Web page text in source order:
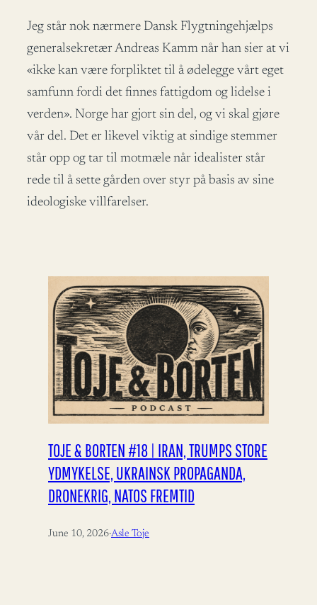
Jeg står nok nærmere Dansk Flygtningehjælps
generalsekretær Andreas Kamm når han sier at vi
«ikke kan være forpliktet til å ødelegge vårt eget
samfunn fordi det finnes fattigdom og lidelse i
verden». Norge har gjort sin del, og vi skal gjøre
vår del. Det er likevel viktig at sindige stemmer
står opp og tar til motmæle når idealister står
rede til å sette gården over styr på basis av sine
ideologiske villfarelser.
TOJE & BORTEN #18 | IRAN, TRUMPS STORE
YDMYKELSE, UKRAINSK PROPAGANDA,
DRONEKRIG, NATOS FREMTID
June 10, 2026·Asle Toje